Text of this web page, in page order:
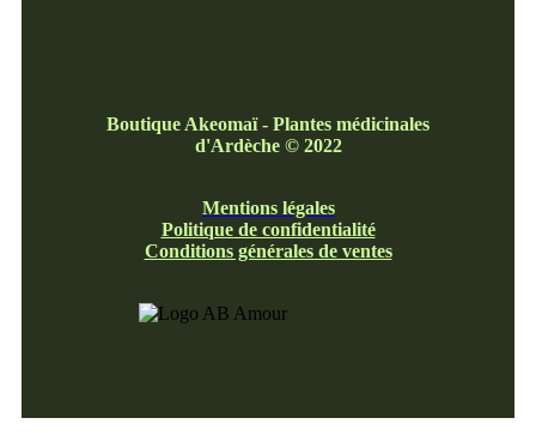
Boutique Akeomaï - Plantes médicinales
d'Ardèche © 2022
Mentions légales
Politique de confidentialité
Conditions générales de ventes